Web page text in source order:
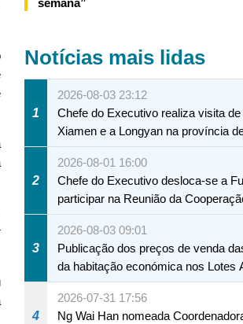
semana”
Notícias mais lidas
1
2026-08-03 23:12
Chefe do Executivo realiza visita
Xiamen e a Longyan na província
2
2026-08-01 16:00
Chefe do Executivo desloca-se a
participar na Reunião da
Macau
3
2026-08-03 09:01
Publicação dos preços de venda
da habitação económica nos Lotes
A12 da Zona A dos Novos Aterros
4
2026-07-31 17:56
Ng Wai Han nomeada